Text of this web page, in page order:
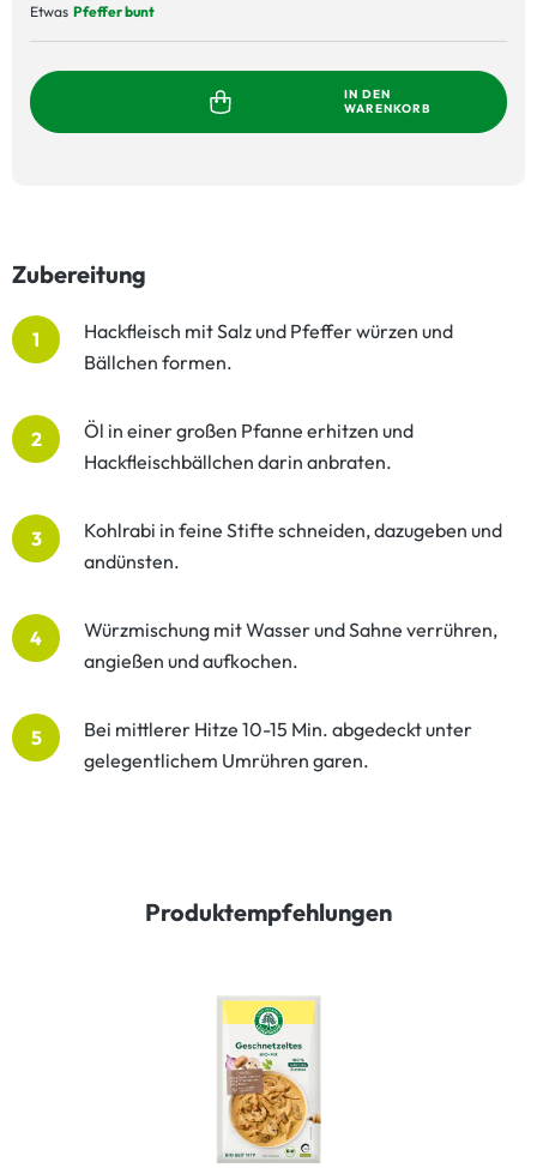
Etwas Pfeffer bunt
IN DEN
WARENKORB
Zubereitung
1
Hackfleisch mit Salz und Pfeffer würzen und
Bällchen formen.
2
Öl in einer großen Pfanne erhitzen und
Hackfleischbällchen darin anbraten.
3
Kohlrabi in feine Stifte schneiden, dazugeben und
andünsten.
4
Würzmischung mit Wasser und Sahne verrühren,
angießen und aufkochen.
5
Bei mittlerer Hitze 10-15 Min. abgedeckt unter
gelegentlichem Umrühren garen.
Produktempfehlungen